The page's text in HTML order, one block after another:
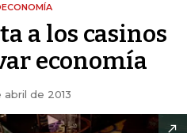
a los casinos
economía
abril de 2013